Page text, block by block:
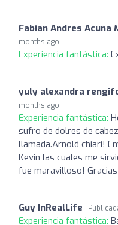
Fabian Andres Acuna
months ago
Experiencia fantástica:
yuly alexandra
months ago
Experiencia fantástica:
sufro de dolres de
llamada.Arnold chiari!
Kevin las cuales me
fue maravilloso!
Guy InRealLife
Experiencia fantástica: